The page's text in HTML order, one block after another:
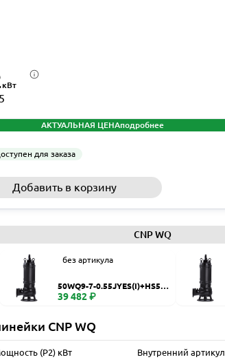
кВт
АКТУАЛЬНАЯ ЦЕНАподробнее
для заказа
Добавить в корзину
CNP WQ
без артикула
50WQ9-7-0.55JYES(I)+HS50
WQ
39 482 ₽
CNP WQ
(P2) кВт Внутренний артикул